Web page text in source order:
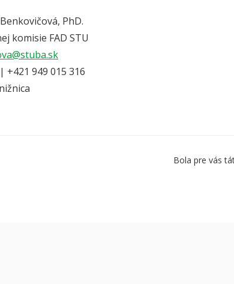
PhD.
komisie FAD STU
+421 949 015 316
Bola pre vás